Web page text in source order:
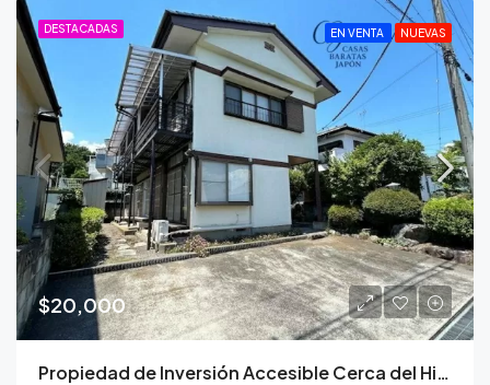
DESTACADAS EN VENTA NUEVAS
$20,000
Propiedad de Inversión Accesible Cerca del Histórico Ikaho Onsen